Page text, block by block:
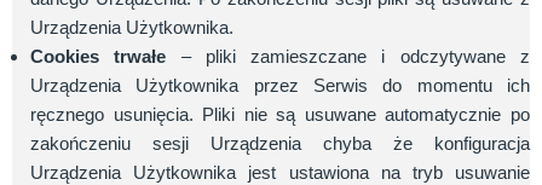
Urządzenia Użytkownika.
Cookies trwałe – pliki zamieszczane i odczytywane z
Urządzenia Użytkownika przez Serwis do momentu ich
ręcznego usunięcia. Pliki nie są usuwane automatycznie po
zakończeniu sesji Urządzenia chyba że konfiguracja
Urządzenia Użytkownika jest ustawiona na tryb usuwanie